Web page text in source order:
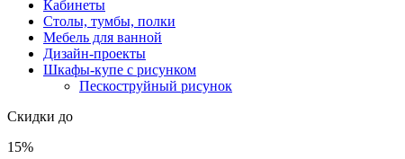
Кабинеты
Столы, тумбы, полки
Мебель для ванной
Дизайн-проекты
Шкафы-купе с рисунком
Пескоструйный рисунок
Скидки до
15%